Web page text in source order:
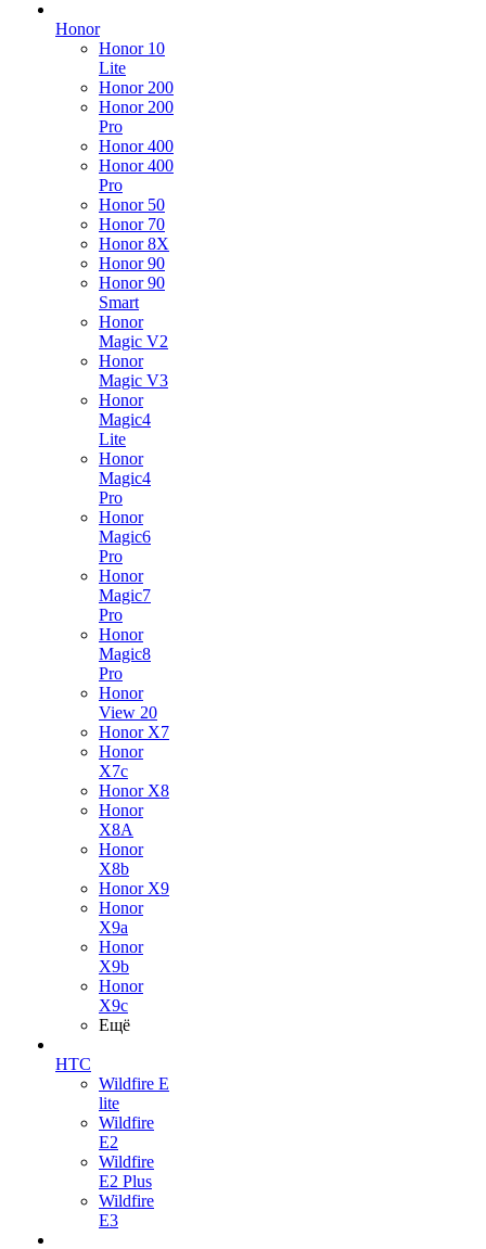
Honor
Honor 10
Lite
Honor 200
Honor 200
Pro
Honor 400
Honor 400
Pro
Honor 50
Honor 70
Honor 8X
Honor 90
Honor 90
Smart
Honor
Magic V2
Honor
Magic V3
Honor
Magic4
Lite
Honor
Magic4
Pro
Honor
Magic6
Pro
Honor
Magic7
Pro
Honor
Magic8
Pro
Honor
View 20
Honor X7
Honor
X7c
Honor X8
Honor
X8A
Honor
X8b
Honor X9
Honor
X9a
Honor
X9b
Honor
X9c
Ещё
HTC
Wildfire E
lite
Wildfire
E2
Wildfire
E2 Plus
Wildfire
E3